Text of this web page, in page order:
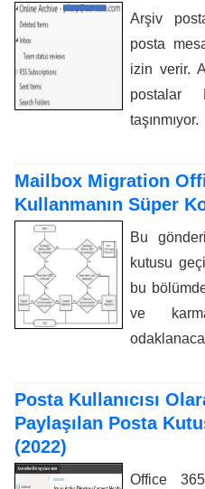
Arşiv
posta
izin verir.
postalar
taşınmıyor.
Mailbox Migration
Kullanmanın Süper
Bu
kutusu
bu
ve
Posta Kullanıcısı
Paylaşılan Posta
(2022)
Office